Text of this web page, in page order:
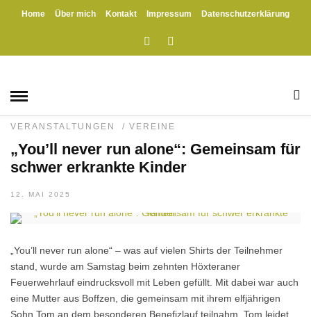
Home Über mich Kontakt Impressum
Datenschutzerklärung
Christian Ruda
EHRENAMT
GESUNDHEIT
VERANSTALTUNGEN
/ VEREINE
„You’ll never run alone“: Gemeinsam für
schwer erkrankte Kinder
12. MAI 2025
„You’ll never run alone“ – was auf vielen Shirts der Teilnehmer
stand, wurde am Samstag beim zehnten Höxteraner
Feuerwehrlauf eindrucksvoll mit Leben gefüllt. Mit dabei war auch
eine Mutter aus Boffzen, die gemeinsam mit ihrem elfjährigen
Sohn Tom an dem besonderen Benefizlauf teilnahm. Tom leidet